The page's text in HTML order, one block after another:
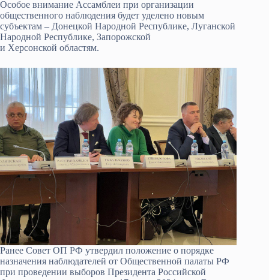
Особое внимание Ассамблеи при организации
общественного наблюдения будет уделено новым
субъектам – Донецкой Народной Республике, Луганской
Народной Республике, Запорожской
и Херсонской областям.
Ранее Совет ОП РФ утвердил положение о порядке
назначения наблюдателей от Общественной палаты РФ
при проведении выборов Президента Российской